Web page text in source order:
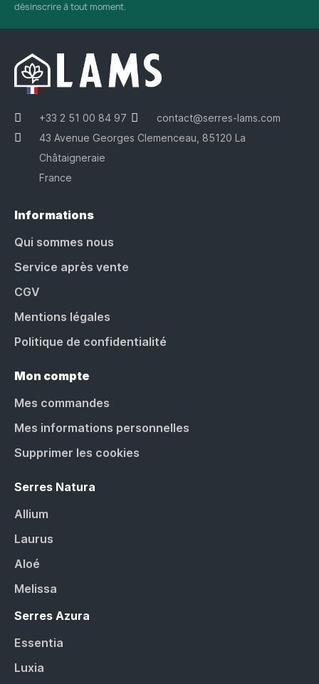
désinscrire à tout moment.
+33 2 51 00 84 97
contact@serres-lams.com
43 Avenue Georges Clemenceau, 85120 La
Châtaigneraie
France
Informations
Qui sommes nous
Service après vente
CGV
Mentions légales
Politique de confidentialité
Mon compte
Mes commandes
Mes informations personnelles
Supprimer les cookies
Serres Natura
Allium
Laurus
Aloé
Melissa
Serres Azura
Essentia
Luxia